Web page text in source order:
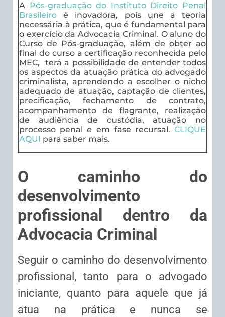
A Pós-graduação do Instituto Direito Penal
Brasileiro é inovadora, pois une a teoria
necessária à prática, que é fundamental para
o exercício da Advocacia Criminal. O aluno do
Curso de Pós-graduação, além de obter ao
final do curso a certificação reconhecida pelo
MEC, terá a possibilidade de entender todos
os aspectos da atuação prática do advogado
criminalista, aprendendo a escolher o nicho
adequado de atuação, captação de clientes,
precificação, fechamento de contrato,
acompanhamento de flagrante, realização
de audiência de custódia, atuação no
processo penal e em fase recursal. CLIQUE
AQUI para saber mais.
O caminho do
desenvolvimento
profissional dentro da
Advocacia Criminal
Seguir o caminho do desenvolvimento
profissional, tanto para o advogado
iniciante, quanto para aquele que já
atua na prática e nunca se